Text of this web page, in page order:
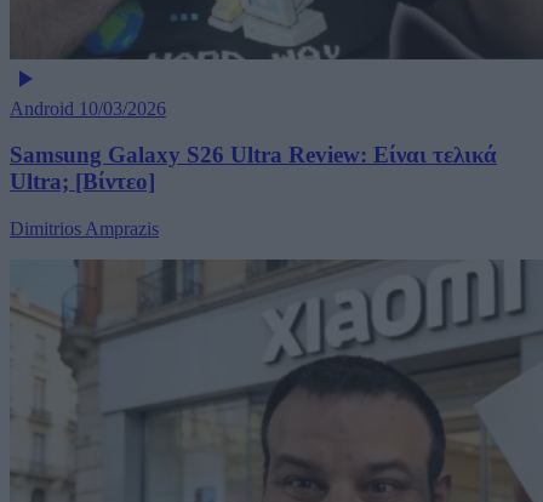
Android 10/03/2026
Samsung Galaxy S26 Ultra Review: Είναι τελικά
Ultra; [Βίντεο]
Dimitrios Amprazis